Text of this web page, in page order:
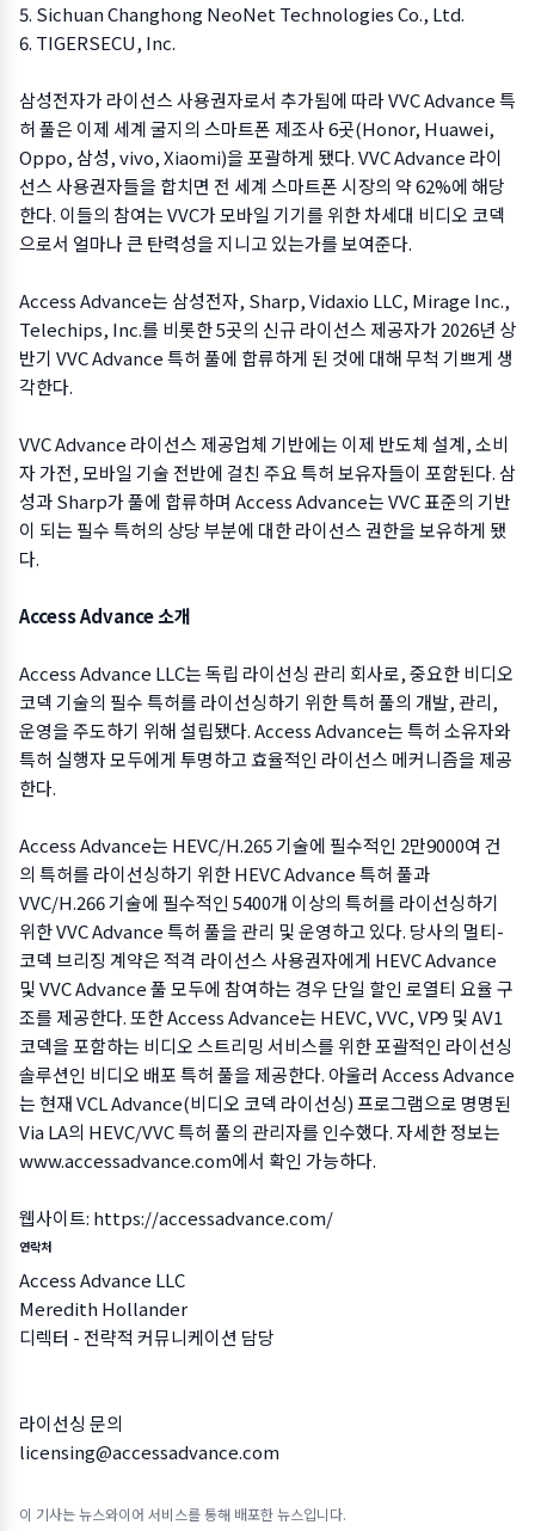
5. Sichuan Changhong NeoNet Technologies Co., Ltd.
6. TIGERSECU, Inc.
삼성전자가 라이선스 사용권자로서 추가됨에 따라 VVC Advance 특
허 풀은 이제 세계 굴지의 스마트폰 제조사 6곳(Honor, Huawei,
Oppo, 삼성, vivo, Xiaomi)을 포괄하게 됐다. VVC Advance 라이
선스 사용권자들을 합치면 전 세계 스마트폰 시장의 약 62%에 해당
한다. 이들의 참여는 VVC가 모바일 기기를 위한 차세대 비디오 코덱
으로서 얼마나 큰 탄력성을 지니고 있는가를 보여준다.
Access Advance는 삼성전자, Sharp, Vidaxio LLC, Mirage Inc.,
Telechips, Inc.를 비롯한 5곳의 신규 라이선스 제공자가 2026년 상
반기 VVC Advance 특허 풀에 합류하게 된 것에 대해 무척 기쁘게 생
각한다.
VVC Advance 라이선스 제공업체 기반에는 이제 반도체 설계, 소비
자 가전, 모바일 기술 전반에 걸친 주요 특허 보유자들이 포함된다. 삼
성과 Sharp가 풀에 합류하며 Access Advance는 VVC 표준의 기반
이 되는 필수 특허의 상당 부분에 대한 라이선스 권한을 보유하게 됐
다.
Access Advance 소개
Access Advance LLC는 독립 라이선싱 관리 회사로, 중요한 비디오
코덱 기술의 필수 특허를 라이선싱하기 위한 특허 풀의 개발, 관리,
운영을 주도하기 위해 설립됐다. Access Advance는 특허 소유자와
특허 실행자 모두에게 투명하고 효율적인 라이선스 메커니즘을 제공
한다.
Access Advance는 HEVC/H.265 기술에 필수적인 2만9000여 건
의 특허를 라이선싱하기 위한 HEVC Advance 특허 풀과
VVC/H.266 기술에 필수적인 5400개 이상의 특허를 라이선싱하기
위한 VVC Advance 특허 풀을 관리 및 운영하고 있다. 당사의 멀티-
코덱 브리징 계약은 적격 라이선스 사용권자에게 HEVC Advance
및 VVC Advance 풀 모두에 참여하는 경우 단일 할인 로열티 요율 구
조를 제공한다. 또한 Access Advance는 HEVC, VVC, VP9 및 AV1
코덱을 포함하는 비디오 스트리밍 서비스를 위한 포괄적인 라이선싱
솔루션인 비디오 배포 특허 풀을 제공한다. 아울러 Access Advance
는 현재 VCL Advance(비디오 코덱 라이선싱) 프로그램으로 명명된
Via LA의 HEVC/VVC 특허 풀의 관리자를 인수했다. 자세한 정보는
www.accessadvance.com에서 확인 가능하다.
웹사이트: https://accessadvance.com/
연락처
Access Advance LLC
Meredith Hollander
디렉터 - 전략적 커뮤니케이션 담당
라이선싱 문의
licensing@accessadvance.com
이 기사는 뉴스와이어 서비스를 통해 배포한 뉴스입니다.